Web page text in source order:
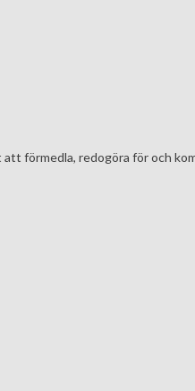
förmedla, redogöra för